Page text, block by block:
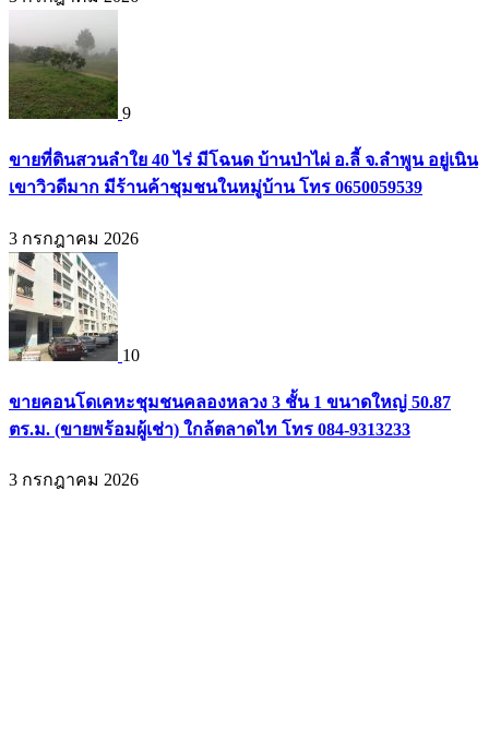
9
ขายที่ดินสวนลำใย 40 ไร่ มีโฉนด บ้านป่าไผ่ อ.ลี้ จ.ลำพูน อยู่เนิน
เขาวิวดีมาก มีร้านค้าชุมชนในหมู่บ้าน โทร 0650059539
3 กรกฎาคม 2026
10
ขายคอนโดเคหะชุมชนคลองหลวง 3 ชั้น 1 ขนาดใหญ่ 50.87
ตร.ม. (ขายพร้อมผู้เช่า) ใกล้ตลาดไท โทร 084-9313233
3 กรกฎาคม 2026